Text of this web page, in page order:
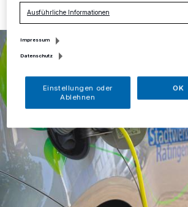
Ausführliche Informationen
Impressum
Datenschutz
Einstellungen oder
Ablehnen
OK